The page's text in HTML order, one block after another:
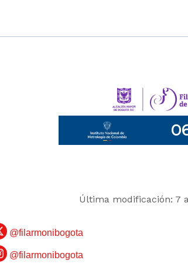
Última modificación: 7
@filarmonibogota
@filarmonibogota